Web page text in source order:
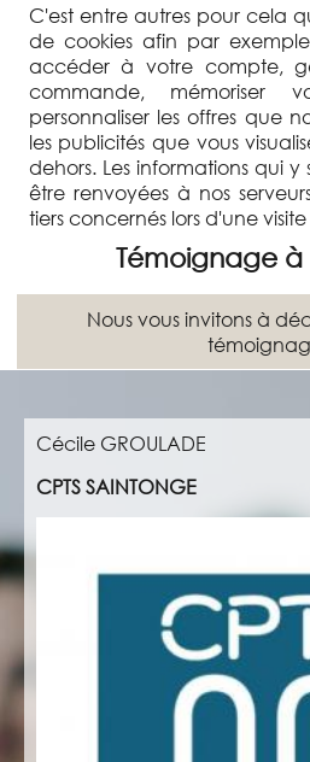
C'est entre autres pour cela
de cookies afin par
accéder à votre compte,
commande, mémoriser
personnaliser les offres que
les publicités que vous
dehors. Les informations qui
être renvoyées à nos
tiers concernés lors d'une
Témoignage à
Nous vous invitons à
Cécile GROULADE
CPTS SAINTONGE